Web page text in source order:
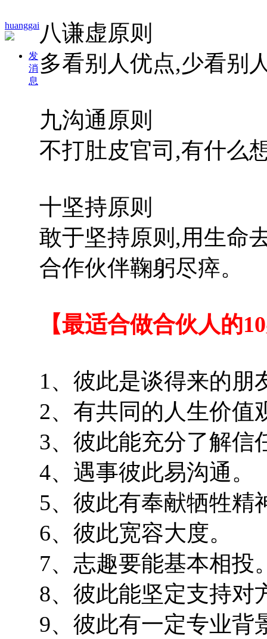
huanggai
发
消
息
八谦虚原则
多看别人优点,少看别
九沟通原则
不打肚皮官司,有什么
十坚持原则
敢于坚持原则,用生命
合作伙伴鞠躬尽瘁。
【最适合做合伙人的
1、彼此是谈得来的朋
2、有共同的人生价值
3、彼此能充分了解信
4、遇事彼此易沟通。
5、彼此有奉献牺牲精
6、彼此宽容大度。
7、志趣要能基本相投
8、彼此能坚定支持对
9、彼此有一定专业背